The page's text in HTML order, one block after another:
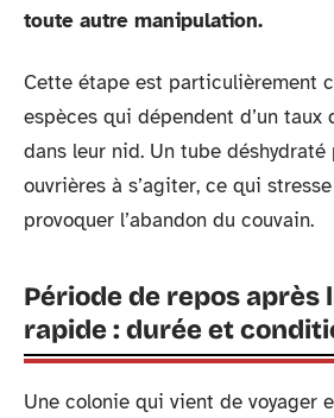
toute autre manipulation.
Cette étape est particulièrement
espèces qui dépendent d’un taux
dans leur nid. Un tube déshydraté
ouvrières à s’agiter, ce qui
provoquer l’abandon du couvain.
Période de repos après
rapide : durée et
Une colonie qui vient de voyager